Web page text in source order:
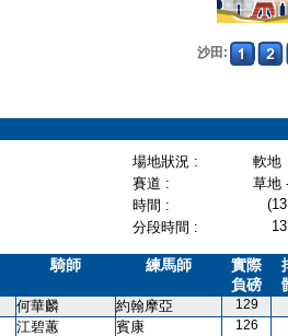
沙田:
場地狀況 :
軟地
賽道 :
草地
時間 :
分段時間 :
騎師 練馬師
實際
負磅
何華麟 約翰摩亞 129
江碧蕙 賓康 126